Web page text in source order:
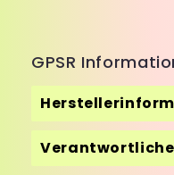
GPSR
Verantwortliche